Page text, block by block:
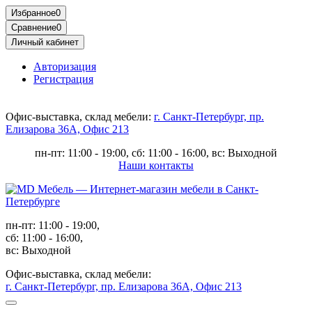
Избранное0
Сравнение0
Личный кабинет
Авторизация
Регистрация
Офис-выставка, склад мебели: г. Санкт-Петербург, пр.
Елизарова 36А, Офис 213
пн-пт: 11:00 - 19:00, сб: 11:00 - 16:00, вс: Выходной
Наши контакты
пн-пт: 11:00 - 19:00,
сб: 11:00 - 16:00,
вс: Выходной
Офис-выставка, склад мебели:
г. Санкт-Петербург, пр. Елизарова 36А, Офис 213